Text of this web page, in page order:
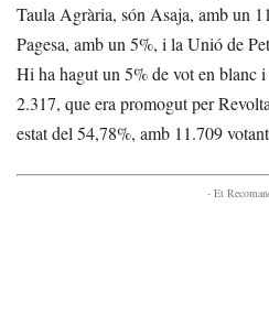
Taula Agrària, són Asaja, amb un
Pagesa, amb un 5%, i la Unió de
Hi ha hagut un 5% de vot en blanc
2.317, que era promogut per
estat del 54,78%, amb 11.709
- Et